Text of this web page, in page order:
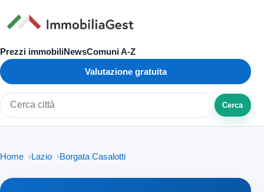
Prezzi immobiliNewsComuni A-Z
Valutazione gratuita
Cerca città o zona
Cerca
Home Lazio Borgata Casalotti